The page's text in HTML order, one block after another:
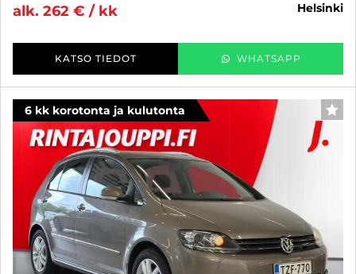
alk. 262 € / kk
helsinki
KATSO TIEDOT WHATSAPP
6 kk korotonta ja kulutonta